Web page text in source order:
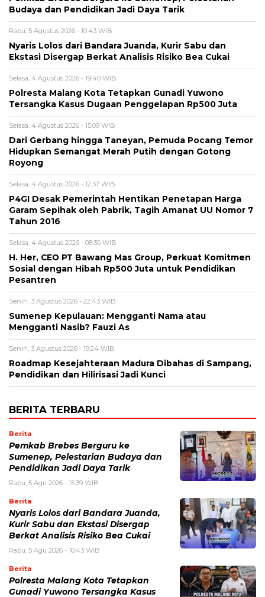
Budaya dan Pendidikan Jadi Daya Tarik
Rabu, 5 Agustus 2026 - 10:43 WIB
Nyaris Lolos dari Bandara Juanda, Kurir Sabu dan
Ekstasi Disergap Berkat Analisis Risiko Bea Cukai
Selasa, 4 Agustus 2026 - 19:40 WIB
Polresta Malang Kota Tetapkan Gunadi Yuwono
Tersangka Kasus Dugaan Penggelapan Rp500 Juta
Selasa, 4 Agustus 2026 - 15:09 WIB
Dari Gerbang hingga Taneyan, Pemuda Pocang Temor
Hidupkan Semangat Merah Putih dengan Gotong
Royong
Selasa, 4 Agustus 2026 - 12:37 WIB
P4GI Desak Pemerintah Hentikan Penetapan Harga
Garam Sepihak oleh Pabrik, Tagih Amanat UU Nomor 7
Tahun 2016
Selasa, 4 Agustus 2026 - 08:30 WIB
H. Her, CEO PT Bawang Mas Group, Perkuat Komitmen
Sosial dengan Hibah Rp500 Juta untuk Pendidikan
Pesantren
Senin, 3 Agustus 2026 - 22:43 WIB
Sumenep Kepulauan: Mengganti Nama atau
Mengganti Nasib? Fauzi As
Senin, 3 Agustus 2026 - 19:24 WIB
Roadmap Kesejahteraan Madura Dibahas di Sampang,
Pendidikan dan Hilirisasi Jadi Kunci
BERITA TERBARU
Berita
Pemkab Brebes Berguru ke
Sumenep, Pelestarian Budaya dan
Pendidikan Jadi Daya Tarik
Rabu, 5 Agu 2026 - 15:39 WIB
Berita
Nyaris Lolos dari Bandara Juanda,
Kurir Sabu dan Ekstasi Disergap
Berkat Analisis Risiko Bea Cukai
Rabu, 5 Agu 2026 - 10:43 WIB
Berita
Polresta Malang Kota Tetapkan
Gunadi Yuwono Tersangka Kasus